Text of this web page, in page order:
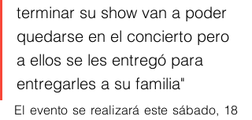
terminar su show van a poder
quedarse en el concierto pero
a ellos se les entregó para
entregarles a su familia"
El evento se realizará este sábado, 18